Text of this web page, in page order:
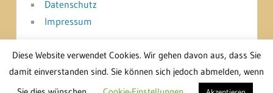
Datenschutz
Impressum
WordPress-Theme: Treville von ThemeZee.
Diese Website verwendet Cookies. Wir gehen davon aus, dass Sie
damit einverstanden sind. Sie können sich jedoch abmelden, wenn